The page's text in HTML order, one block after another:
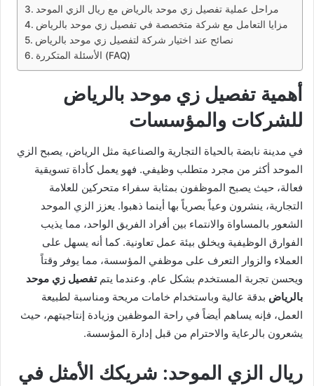
مراحل عملية تفصيل زي موحد بالرياض مع ريال الزي الموحد
مزايا التعامل مع شركة متخصصة في تفصيل زي موحد بالرياض
نصائح عند اختيار شركة لتفصيل زي موحد بالرياض
الأسئلة المتكررة (FAQ)
أهمية تفصيل زي موحد بالرياض
للشركات والمؤسسات
في مدينة نابضة بالحياة التجارية والصناعية مثل الرياض، يصبح الزي
الموحد أكثر من مجرد متطلب وظيفي. فهو يعمل كأداة تسويقية
فعالة، حيث يصبح الموظفون بمثابة سفراء متحركين للعلامة
التجارية، ينشرون وعياً بصرياً بها أينما ذهبوا. يعزز الزي الموحد
الشعور بالمساواة والانتماء بين أفراد الفريق الواحد، مما يذيب
الفوارق الوظيفية ويخلق بيئة عمل تعاونية. كما أنه يسهل على
العملاء والزوار التعرف على موظفي المؤسسة، مما يوفر وقتاً
ويحسن تجربة المستخدم بشكل عام. وعندما يتمتفصيل زي موحد
بالرياض بدقة عالية وباستخدام خامات مريحة ومناسبة لطبيعة
العمل، فإنه يساهم أيضاً في راحة الموظفين وزيادة إنتاجيتهم، حيث
يشعرون بالرعاية والاحترام من قبل إدارة المؤسسة.
ريال الزي الموحد: شريكك الأمثل في